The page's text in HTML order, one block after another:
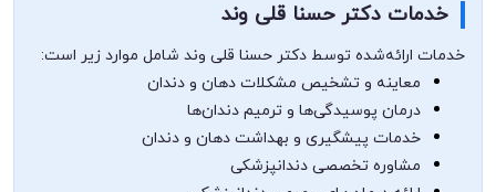
خدمات دکتر حسنا قلی وند
خدمات ارائه‌شده توسط دکتر حسنا قلی وند شامل موارد زیر است:
معاینه و تشخیص مشکلات دهان و دندان
درمان پوسیدگی‌ها و ترمیم دندان‌ها
خدمات پیشگیری و بهداشت دهان و دندان
مشاوره تخصصی دندانپزشکی